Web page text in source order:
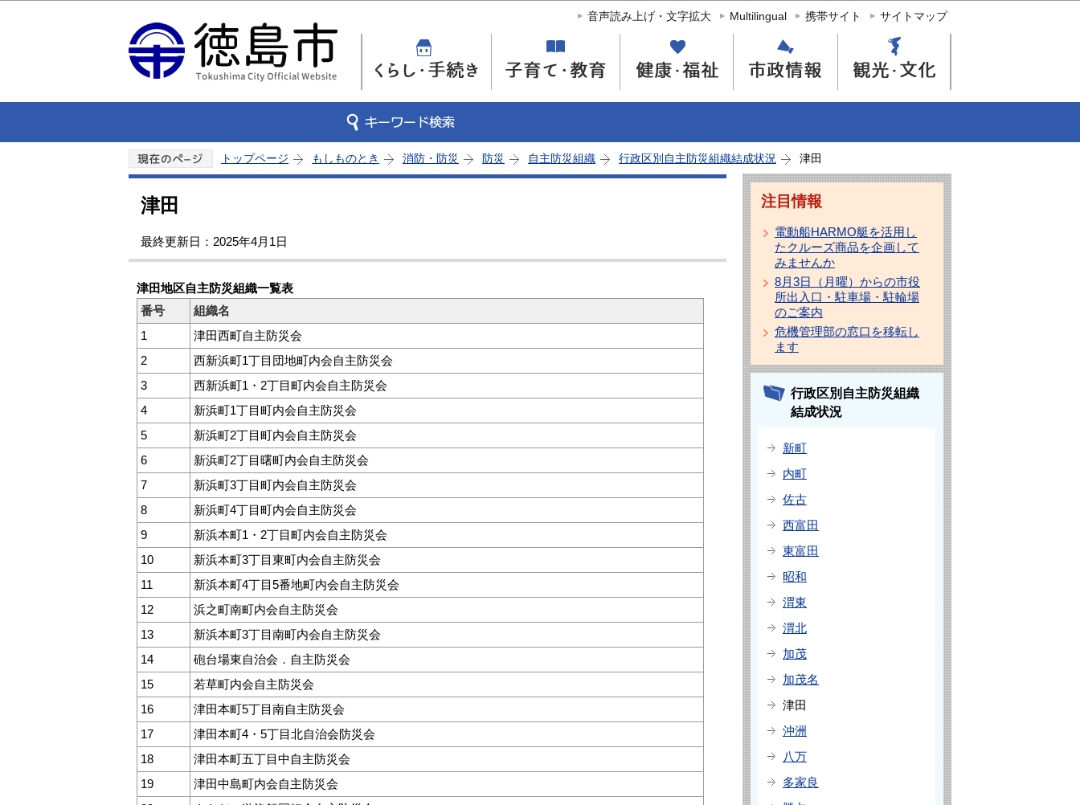
このページの本文へ移動
音声読み上げ・文字拡大 Multilingual 携帯サイト サイトマップ
トップページ もしものとき 消防・防災 防災 自主防災組織 行政区別自主防災組織結成状況 津田
津田
最終更新日：2025年4月1日
津田地区自主防災組織一覧表
番号
組織名
1
津田西町自主防災会
2
西新浜町1丁目団地町内会自主防災会
3
西新浜町1・2丁目町内会自主防災会
4
新浜町1丁目町内会自主防災会
5
新浜町2丁目町内会自主防災会
6
新浜町2丁目曙町内会自主防災会
7
新浜町3丁目町内会自主防災会
8
新浜町4丁目町内会自主防災会
9
新浜本町1・2丁目町内会自主防災会
10
新浜本町3丁目東町内会自主防災会
11
新浜本町4丁目5番地町内会自主防災会
12
浜之町南町内会自主防災会
13
新浜本町3丁目南町内会自主防災会
14
砲台場東自治会．自主防災会
15
若草町内会自主防災会
16
津田本町5丁目南自主防災会
17
津田本町4・5丁目北自治会防災会
18
津田本町五丁目中自主防災会
19
津田中島町内会自主防災会
注目情報
電動船HARMO艇を活用し
たクルーズ商品を企画して
みませんか
8月3日（月曜）からの市役
所出入口・駐車場・駐輪場
のご案内
危機管理部の窓口を移転し
ます
行政区別自主防災組織
結成状況
新町
内町
佐古
西富田
東富田
昭和
渭東
渭北
加茂
加茂名
津田
沖洲
八万
多家良